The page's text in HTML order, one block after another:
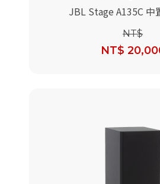
JBL Stage A135C 中
NT$
NT$